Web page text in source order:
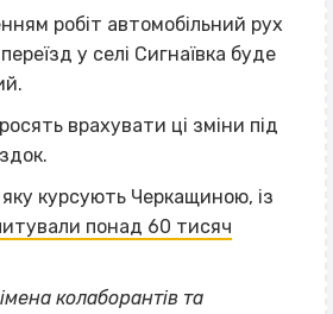
робіт автомобільний рух
у селі Сигнаївка буде
врахувати ці зміни під
курсують Черкащиною, із
понад 60 тисяч
колаборантів та